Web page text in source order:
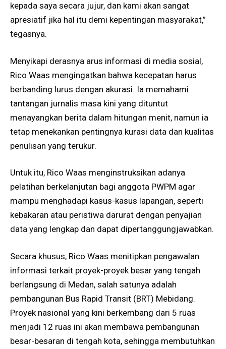
kepada saya secara jujur, dan kami akan sangat
apresiatif jika hal itu demi kepentingan masyarakat,”
tegasnya.
Menyikapi derasnya arus informasi di media sosial,
Rico Waas mengingatkan bahwa kecepatan harus
berbanding lurus dengan akurasi. Ia memahami
tantangan jurnalis masa kini yang dituntut
menayangkan berita dalam hitungan menit, namun ia
tetap menekankan pentingnya kurasi data dan kualitas
penulisan yang terukur.
Untuk itu, Rico Waas menginstruksikan adanya
pelatihan berkelanjutan bagi anggota PWPM agar
mampu menghadapi kasus-kasus lapangan, seperti
kebakaran atau peristiwa darurat dengan penyajian
data yang lengkap dan dapat dipertanggungjawabkan.
Secara khusus, Rico Waas menitipkan pengawalan
informasi terkait proyek-proyek besar yang tengah
berlangsung di Medan, salah satunya adalah
pembangunan Bus Rapid Transit (BRT) Mebidang.
Proyek nasional yang kini berkembang dari 5 ruas
menjadi 12 ruas ini akan membawa pembangunan
besar-besaran di tengah kota, sehingga membutuhkan